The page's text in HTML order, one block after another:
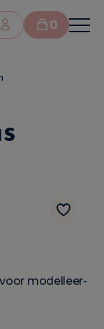
0
modelleer-